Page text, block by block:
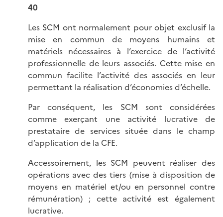
40
Les SCM ont normalement pour objet exclusif la
mise en commun de moyens humains et
matériels nécessaires à l’exercice de l’activité
professionnelle de leurs associés. Cette mise en
commun facilite l’activité des associés en leur
permettant la réalisation d’économies d’échelle.
Par conséquent, les SCM sont considérées
comme exerçant une activité lucrative de
prestataire de services située dans le champ
d’application de la CFE.
Accessoirement, les SCM peuvent réaliser des
opérations avec des tiers (mise à disposition de
moyens en matériel et/ou en personnel contre
rémunération) ; cette activité est également
lucrative.